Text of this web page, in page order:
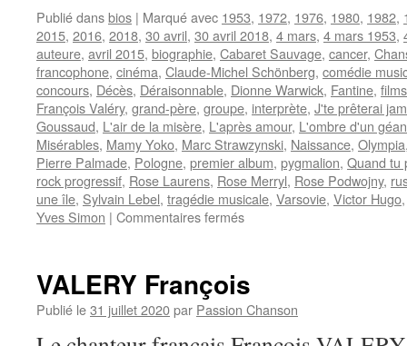
Publié dansbios | Marqué avec 1953, 1972, 1976, 1980, 1982,
2015, 2016, 2018, 30 avril, 30 avril 2018, 4 mars, 4 mars 1953,
auteure, avril 2015, biographie, Cabaret Sauvage, cancer,
francophone, cinéma, Claude-Michel Schönberg, comédie
concours, Décès, Déraisonnable, Dionne Warwick, Fantine,
François Valéry, grand-père, groupe, interprète, J'te prêterai
Goussaud, L'air de la misère, L'après amour, L'ombre d'un
Misérables, Mamy Yoko, Marc Strawzynski, Naissance, Olympia
Pierre Palmade, Pologne, premier album, pygmalion, Quand tu
rock progressif, Rose Laurens, Rose Merryl, Rose Podwojny,
une île, Sylvain Lebel, tragédie musicale, Varsovie, Victor Hugo
Yves Simon | Commentaires ferméssur
VALERY François
Publié le31 juillet 2020par Passion Chanson